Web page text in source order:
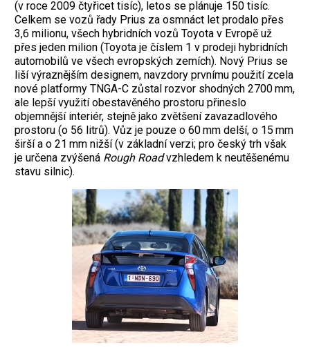
(v roce 2009 čtyřicet tisíc), letos se plánuje 150 tisíc.
Celkem se vozů řady Prius za osmnáct let prodalo přes
3,6 milionu, všech hybridních vozů Toyota v Evropě už
přes jeden milion (Toyota je číslem 1 v prodeji hybridních
automobilů ve všech evropských zemích). Nový Prius se
liší výraznějším designem, navzdory prvnímu použití zcela
nové platformy TNGA-C zůstal rozvor shodných 2700 mm,
ale lepší využití obestavěného prostoru přineslo
objemnější interiér, stejně jako zvětšení zavazadlového
prostoru (o 56 litrů). Vůz je pouze o 60 mm delší, o 15 mm
širší a o 21 mm nižší (v základní verzi; pro český trh však
je určena zvýšená Rough Roadvzhledem k neutěšenému
stavu silnic).